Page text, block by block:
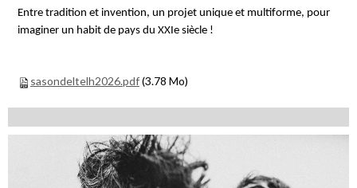
Entre tradition et invention, un projet unique et multiforme, pour
imaginer un habit de pays du XXIe siècle !
sasondeltelh2026.pdf(3.78 Mo)